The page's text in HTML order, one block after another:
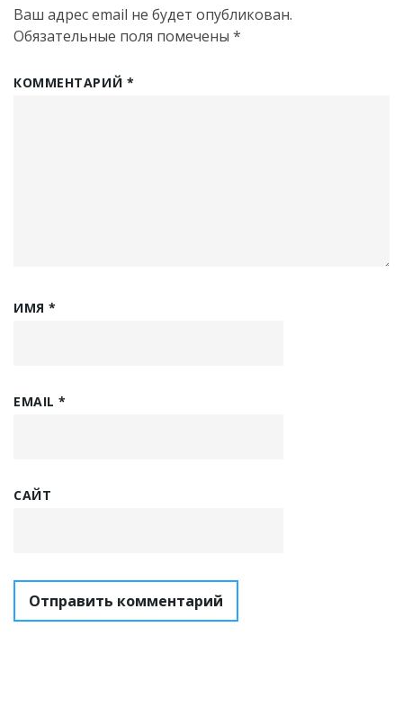
Ваш адрес email не будет опубликован.
Обязательные поля помечены *
КОММЕНТАРИЙ *
ИМЯ*
EMAIL*
САЙТ